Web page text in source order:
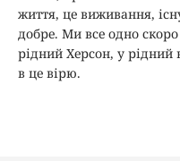
життя, це виживання,
добре. Ми все одно
рідний Херсон, у рідний
в це вірю.